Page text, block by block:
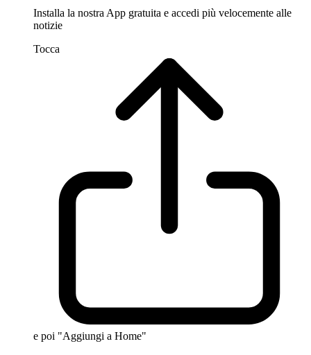
Installa la nostra App gratuita e accedi più velocemente alle
notizie
Tocca
e poi "Aggiungi a Home"